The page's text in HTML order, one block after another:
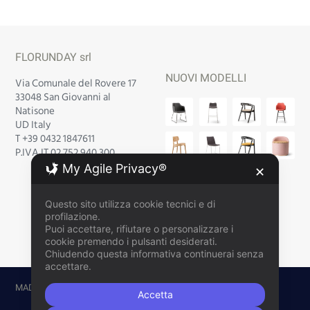
FLORUNDAY srl
Via Comunale del Rovere 17
33048 San Giovanni al
Natisone
UD Italy
T +39 0432 1847611
P.IVA IT 02 752 940 300
NUOVI MODELLI
MADE WITH
My Agile Privacy® ✕
Questo sito utilizza cookie tecnici e di
profilazione.
Puoi accettare, rifiutare o personalizzare i
cookie premendo i pulsanti desiderati.
Chiudendo questa informativa continuerai senza
accettare.
Accetta